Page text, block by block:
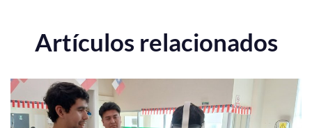
Artículos relacionados